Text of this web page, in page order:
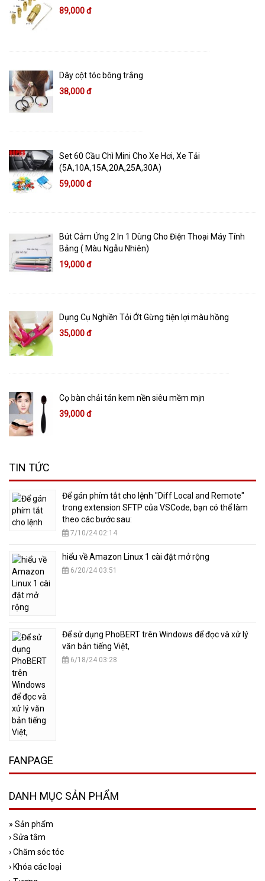
89,000 đ
Dây cột tóc bông trắng
38,000 đ
Set 60 Cầu Chì Mini Cho Xe Hơi, Xe Tải
(5A,10A,15A,20A,25A,30A)
59,000 đ
Bút Cảm Ứng 2 In 1 Dùng Cho Điện Thoại Máy Tính
Bảng ( Màu Ngẫu Nhiên)
19,000 đ
Dụng Cụ Nghiền Tỏi Ớt Gừng tiện lợi màu hồng
35,000 đ
Cọ bàn chải tán kem nền siêu mềm mịn
39,000 đ
TIN TỨC
​Để gán phím tắt cho lệnh "Diff Local and Remote"
trong extension SFTP của VSCode, bạn có thể làm
theo các bước sau:
7/10/24 02:14
hiểu về Amazon Linux 1 cài đặt mở rộng
6/20/24 03:51
​Để sử dụng PhoBERT trên Windows để đọc và xử lý
văn bản tiếng Việt,
6/18/24 03:28
FANPAGE
DANH MỤC SẢN PHẨM
» Sản phẩm
›Sửa tắm
›Chăm sóc tóc
› Khóa các loại